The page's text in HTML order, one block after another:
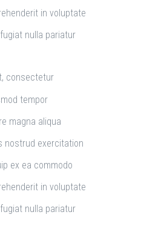
in voluptate
nulla pariatur
consectetur
tempor
magna aliqua
nostrud exercitation
ex ea commodo
in voluptate
nulla pariatur